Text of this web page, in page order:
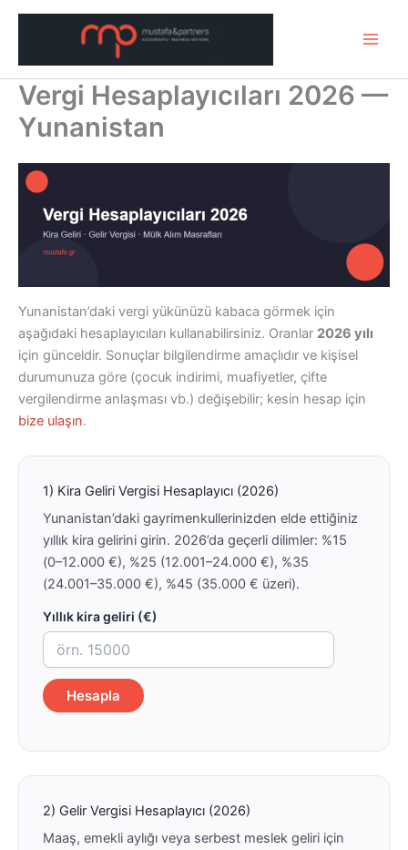
Μετάβαση
Vergi Hesaplayıcıları 2026 —
Yunanistan
Yunanistan’daki vergi yükünüzü kabaca görmek için
aşağıdaki hesaplayıcıları kullanabilirsiniz. Oranlar 2026 yılı
için günceldir. Sonuçlar bilgilendirme amaçlıdır ve kişisel
durumunuza göre (çocuk indirimi, muafiyetler, çifte
vergilendirme anlaşması vb.) değişebilir; kesin hesap için
bize ulaşın.
1) Kira Geliri Vergisi Hesaplayıcı (2026)
Yunanistan’daki gayrimenkullerinizden elde ettiğiniz
yıllık kira gelirini girin. 2026’da geçerli dilimler: %15
(0–12.000 €), %25 (12.001–24.000 €), %35
(24.001–35.000 €), %45 (35.000 € üzeri).
Yıllık kira geliri (€)
Hesapla
2) Gelir Vergisi Hesaplayıcı (2026)
Maaş, emekli aylığı veya serbest meslek geliri için